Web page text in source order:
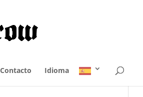
Contacto Idioma